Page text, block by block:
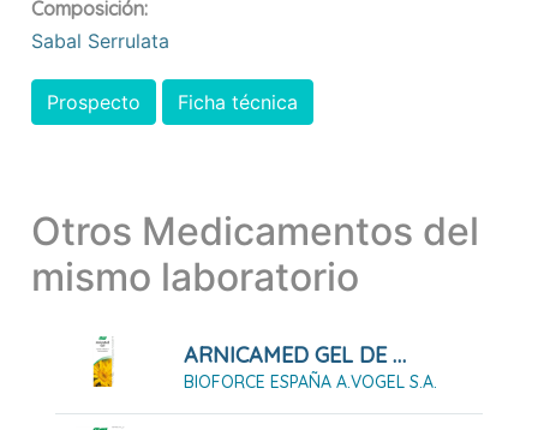
Composición:
Sabal Serrulata
Prospecto Ficha técnica
Otros Medicamentos del
mismo laboratorio
ARNICAMED GEL DE ARNICA , 100 ML
BIOFORCE ESPAÑA A.VOGEL S.A.